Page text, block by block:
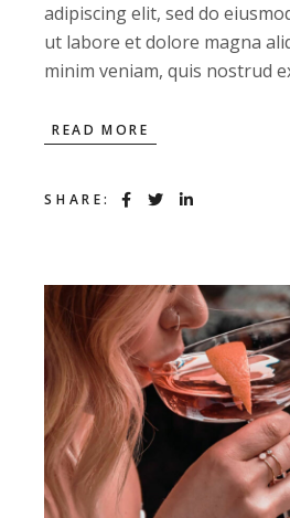
adipiscing elit, sed do
ut labore et dolore magna
minim veniam, quis nostrud
READ MORE
SHARE: